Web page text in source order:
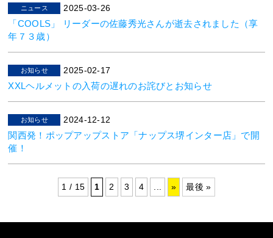
ニュース 2025-03-26
「COOLS」 リーダーの佐藤秀光さんが逝去されました（享
年７３歳）
お知らせ 2025-02-17
XXLヘルメットの入荷の遅れのお詫びとお知らせ
お知らせ 2024-12-12
関西発！ポップアップストア「ナップス堺インター店」で開
催！
1 / 15 1 2 3 4 » 最後 »